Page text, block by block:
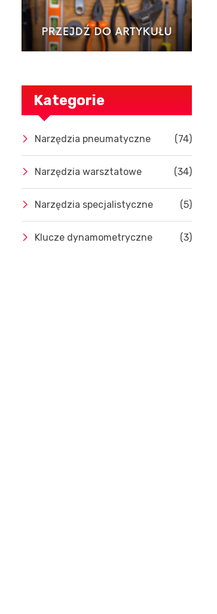
Kategorie
Narzędzia pneumatyczne (74)
Narzędzia warsztatowe (34)
Narzędzia specjalistyczne (5)
Klucze dynamometryczne (3)